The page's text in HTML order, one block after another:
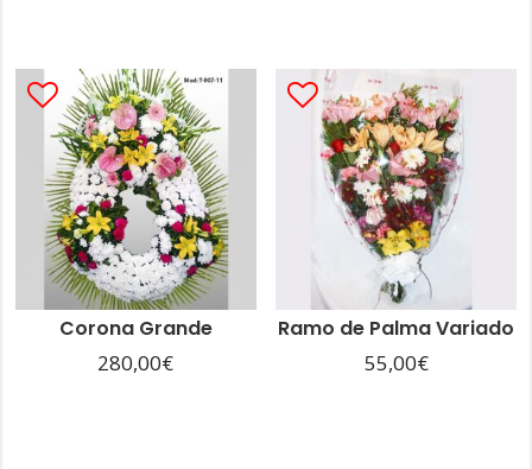
Corona Grande
280,00€
Ramo de Palma Variado
55,00€